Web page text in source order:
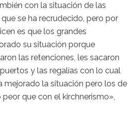
con la situación de las
se ha recrudecido, pero por
es que los grandes
su situación porque
las retenciones, les sacaron
y las regalías con lo cual
mejorado la situación pero los de
que con el kirchnerismo»,